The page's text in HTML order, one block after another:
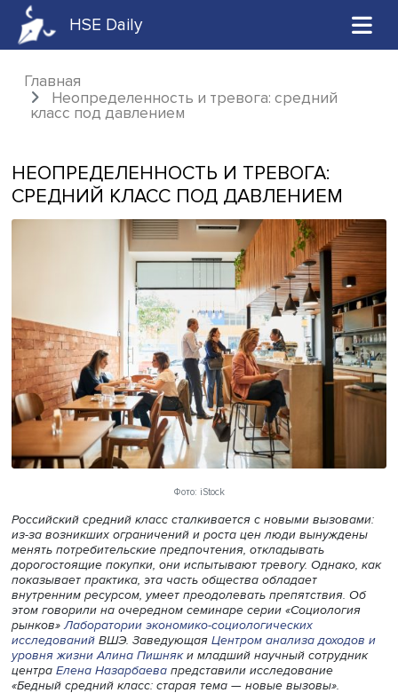
HSE Daily
Главная
Неопределенность и тревога: средний
НЕОПРЕДЕЛЕННОСТЬ И ТРЕВОГА:
СРЕДНИЙ КЛАСС ПОД ДАВЛЕНИЕМ
Фото: iStock
Российский средний класс сталкивается с новыми
из-за возникших ограничений и роста цен люди
менять потребительские предпочтения, откладывать
дорогостоящие покупки, они испытывают тревогу.
показывает практика, эта часть общества обладает
внутренним ресурсом, умеет преодолевать